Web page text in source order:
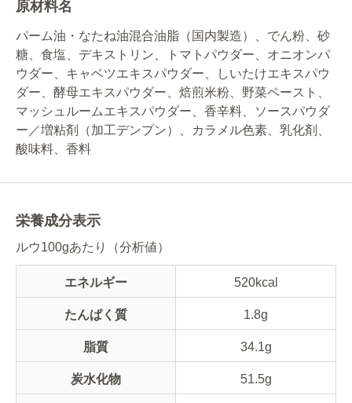
原材料名
パーム油・なたね油混合油脂（国内製造）、でん粉、砂
糖、食塩、デキストリン、トマトパウダー、オニオンパ
ウダー、キャベツエキスパウダー、しいたけエキスパウ
ダー、酵母エキスパウダー、焙煎米粉、野菜ペースト、
マッシュルームエキスパウダー、香辛料、ソースパウダ
ー／増粘剤（加工デンプン）、カラメル色素、乳化剤、
酸味料、香料
栄養成分表示
ルウ100gあたり（分析値）
エネルギー 520kcal
たんぱく質 1.8g
脂質 34.1g
炭水化物 51.5g